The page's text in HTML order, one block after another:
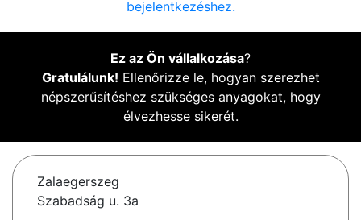
bejelentkezéshez.
Ez az Ön vállalkozása?
Gratulálunk! Ellenőrizze le, hogyan szerezhet
népszerűsítéshez szükséges anyagokat, hogy
élvezhesse sikerét.
Zalaegerszeg
Szabadság u. 3a